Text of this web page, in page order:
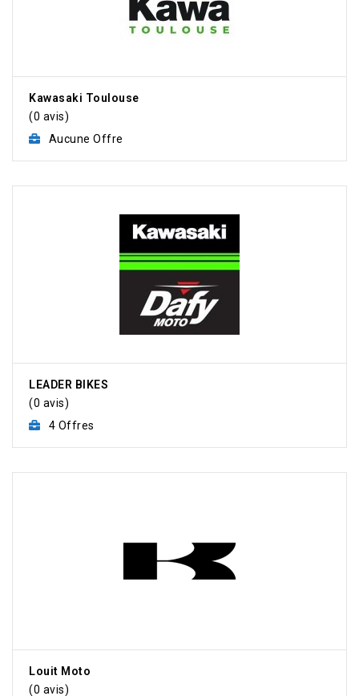
Kawasaki Toulouse
(0 avis)
Aucune Offre
LEADER BIKES
(0 avis)
4 Offres
Louit Moto
(0 avis)